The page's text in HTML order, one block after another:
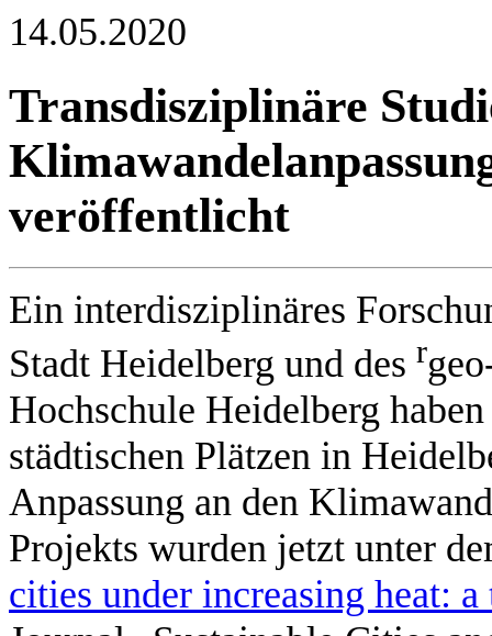
14.05.2020
Transdisziplinäre
veröffentlicht
Ein interdisziplinäres
Stadt Heidelberg und des r
Hochschule Heidelberg
städtischen Plätzen in
Anpassung an den
Projekts wurden jetzt unter
cities under increasing heat: